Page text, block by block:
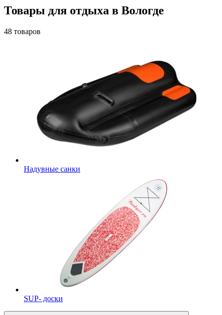
Товары для отдыха в Вологде
48 товаров
Надувные санки
SUP- доски